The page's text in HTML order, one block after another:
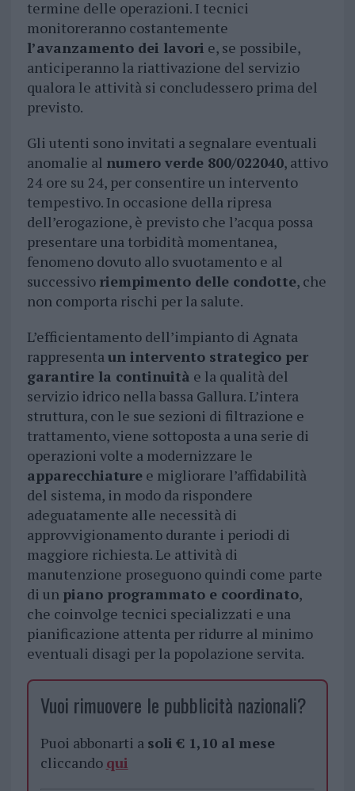
termine delle operazioni. I tecnici
monitoreranno costantemente
l’avanzamento dei lavori e, se possibile,
anticiperanno la riattivazione del servizio
qualora le attività si concludessero prima del
previsto.
Gli utenti sono invitati a segnalare eventuali
anomalie al numero verde 800/022040, attivo
24 ore su 24, per consentire un intervento
tempestivo. In occasione della ripresa
dell’erogazione, è previsto che l’acqua possa
presentare una torbidità momentanea,
fenomeno dovuto allo svuotamento e al
successivo riempimento delle condotte, che
non comporta rischi per la salute.
L’efficientamento dell’impianto di Agnata
rappresentaun intervento strategico per
garantire la continuità e la qualità del
servizio idrico nella bassa Gallura. L’intera
struttura, con le sue sezioni di filtrazione e
trattamento, viene sottoposta a una serie di
operazioni volte a modernizzare le
apparecchiaturee migliorare l’affidabilità
del sistema, in modo da rispondere
adeguatamente alle necessità di
approvvigionamento durante i periodi di
maggiore richiesta. Le attività di
manutenzione proseguono quindi come parte
di un piano programmato e coordinato,
che coinvolge tecnici specializzati e una
pianificazione attenta per ridurre al minimo
eventuali disagi per la popolazione servita.
Vuoi rimuovere le pubblicità nazionali?
Puoi abbonarti a soli € 1,10 al mese
cliccando qui